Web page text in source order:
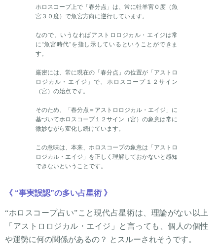
ホロスコープ上で「春分点」は、常に牡羊宮０度（魚
宮３０度）で魚宮方向に逆行しています。
なので、いうなればアストロロジカル・エイジは常
に“魚宮時代”を指し示しているということができま
す。
厳密には、常に現在の「春分点」の位置が「アストロ
ロジカル・エイジ」で、ホロスコープ１２サイン
（宮）の始点です。
そのため、「春分点＝アストロロジカル・エイジ」に
基づいてホロスコープ１２サイン（宮）の象意は常に
微妙ながら変化し続けています。
この意味は、本来、ホロスコープの象意は「アストロ
ロジカル・エイジ」を正しく理解しておかないと感知
できないということです。
《 “事実誤認”の多い占星術 》
“ホロスコープ占い”こと現代占星術は、理論がない以上
「アストロロジカル・エイジ」と言っても、個人の個性
や運勢に何の関係があるの？ とスルーされそうです。